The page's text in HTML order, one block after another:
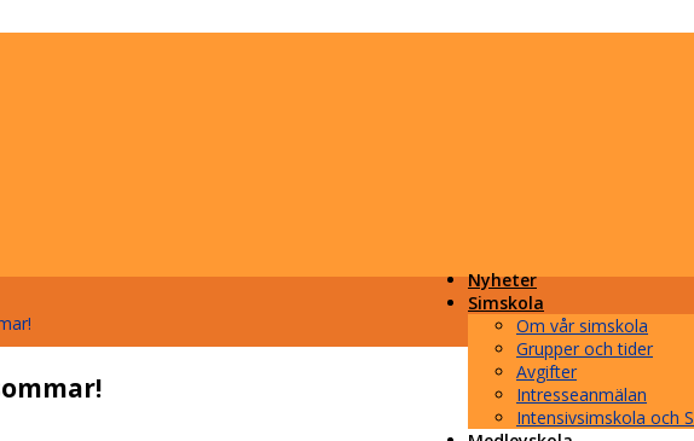
Nyheter
Simskola
Om vår simskola
Grupper och tider
Avgifter
Intresseanmälan
Intensivsimskola och